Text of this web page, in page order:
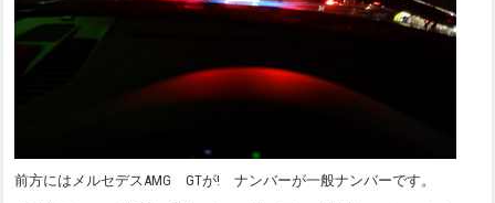
前方にはメルセデスAMG GTが! ナンバーが一般ナンバーです。